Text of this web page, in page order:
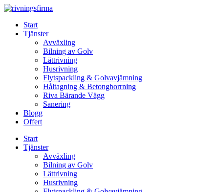
Skip
contentStart
Tjänster
Avväxling
Bilning av Golv
Lättrivning
Husrivning
Flytspackling & Golvavjämning
Håltagning & Betongborrning
Riva Bärande Vägg
Sanering
Blogg
Offert
Start
Tjänster
Avväxling
Bilning av Golv
Lättrivning
Husrivning